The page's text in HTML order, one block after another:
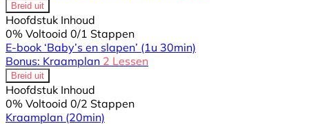
Breid uit
Hoofdstuk Inhoud
0% Voltooid 0/1 Stappen
E-book ‘Baby’s en slapen’ (1u 30min)
Bonus: Kraamplan 2 Lessen
Breid uit
Hoofdstuk Inhoud
0% Voltooid 0/2 Stappen
Kraamplan (20min)